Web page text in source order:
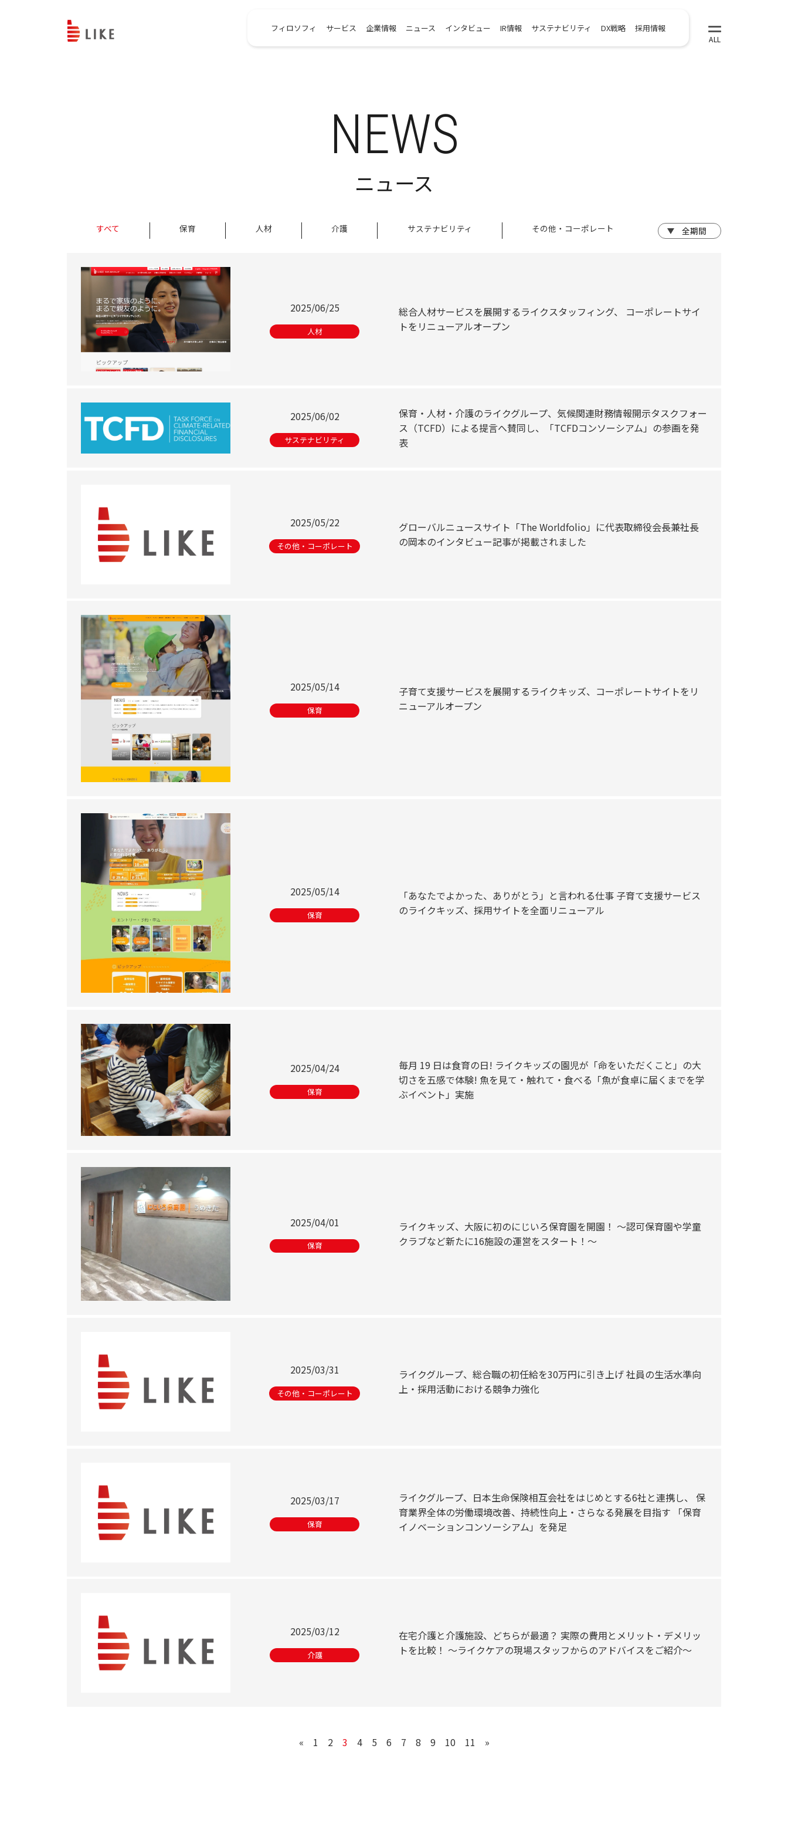
フィロソフィ サービス 企業情報 ニュース インタビュー IR情報 サステナビリティ DX戦略 採用情報
NEWS
ニュース
すべて 保育 人材 介護 サステナビリティ その他・コーポレート
2025/06/25
人材
総合人材サービスを展開するライクスタッフィング、 コーポレートサイ
トをリニューアルオープン
2025/06/02
サステナビリティ
保育・人材・介護のライクグループ、気候関連財務情報開示タスクフォー
ス（TCFD）による提言へ賛同し、「TCFDコンソーシアム」の参画を発
表
2025/05/22
その他・コーポレート
グローバルニュースサイト「The Worldfolio」に代表取締役会長兼社長
の岡本のインタビュー記事が掲載されました
2025/05/14
保育
子育て支援サービスを展開するライクキッズ、コーポレートサイトをリ
ニューアルオープン
2025/05/14
保育
「あなたでよかった、ありがとう」と言われる仕事 子育て支援サービス
のライクキッズ、採用サイトを全面リニューアル
2025/04/24
保育
毎月 19 日は食育の日! ライクキッズの園児が「命をいただくこと」の大
切さを五感で体験! 魚を見て・触れて・食べる「魚が食卓に届くまでを学
ぶイベント」実施
2025/04/01
保育
ライクキッズ、大阪に初のにじいろ保育園を開園！ ～認可保育園や学童
クラブなど新たに16施設の運営をスタート！～
2025/03/31
その他・コーポレート
ライクグループ、総合職の初任給を30万円に引き上げ 社員の生活水準向
上・採用活動における競争力強化
2025/03/17
保育
ライクグループ、日本生命保険相互会社をはじめとする6社と連携し、 保
育業界全体の労働環境改善、持続性向上・さらなる発展を目指す 「保育
イノベーションコンソーシアム」を発足
2025/03/12
介護
在宅介護と介護施設、どちらが最適？ 実際の費用とメリット・デメリッ
トを比較！ ～ライクケアの現場スタッフからのアドバイスをご紹介～
« 1 2 3 4 5 6 7 8 9 10 11 »